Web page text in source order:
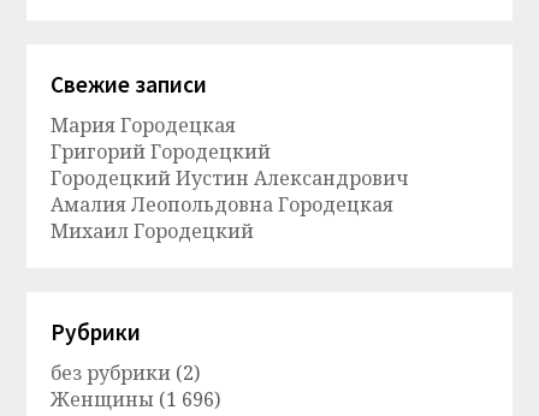
Свежие записи
Мария Городецкая
Григорий Городецкий
Городецкий Иустин Александрович
Амалия Леопольдовна Городецкая
Михаил Городецкий
Рубрики
без рубрики (2)
Женщины (1 696)